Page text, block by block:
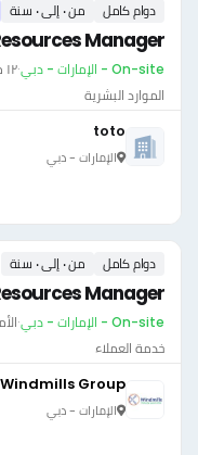
دوام كامل من ٠ إلى ٠ سنة
Manager
On-site - الإمارات - دبي ·١٢ مايو ٢٠٢٦
الموارد البشرية
toto
الإمارات - دبي
دوام كامل من ٠ إلى ٠ سنة
Manager
On-site - الإمارات - دبي ·
خدمة العملاء
Windmills Group
الإمارات - دبي